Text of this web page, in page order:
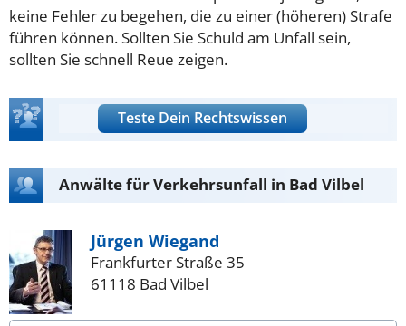
keine Fehler zu begehen, die zu einer (höheren) Strafe
führen können. Sollten Sie Schuld am Unfall sein,
sollten Sie schnell Reue zeigen.
Teste Dein Rechtswissen
Anwälte für Verkehrsunfall in Bad Vilbel
Jürgen Wiegand
Frankfurter Straße 35
61118 Bad Vilbel